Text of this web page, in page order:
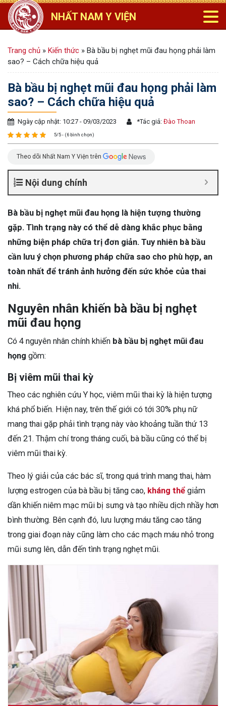
NHẤT NAM Y VIỆN
Trang chủ » Kiến thức » Bà bầu bị nghẹt mũi đau họng phải làm
sao? – Cách chữa hiệu quả
Bà bầu bị nghẹt mũi đau họng phải làm
sao? – Cách chữa hiệu quả
Ngày cập nhật: 10:27 - 09/03/2023 *Tác giả: Đào Thoan
5/5 - (6 bình chọn)
Theo dõi Nhất Nam Y Viện trên
Nội dung chính
Bà bầu bị nghẹt mũi đau họng là hiện tượng thường
gặp. Tình trạng này có thể dễ dàng khắc phục bằng
những biện pháp chữa trị đơn giản. Tuy nhiên bà bầu
cần lưu ý chọn phương pháp chữa sao cho phù hợp, an
toàn nhất để tránh ảnh hưởng đến sức khỏe của thai
nhi.
Nguyên nhân khiến bà bầu bị nghẹt
mũi đau họng
Có 4 nguyên nhân chính khiến bà bầu bị nghẹt mũi đau
họng gồm:
Bị viêm mũi thai kỳ
Theo các nghiên cứu Y học, viêm mũi thai kỳ là hiện tượng
khá phổ biến. Hiện nay, trên thế giới có tới 30% phụ nữ
mang thai gặp phải tình trạng này vào khoảng tuần thứ 13
đến 21. Thậm chí trong tháng cuối, bà bầu cũng có thể bị
viêm mũi thai kỳ.
Theo lý giải của các bác sĩ, trong quá trình mang thai, hàm
lượng estrogen của bà bầu bị tăng cao, kháng thể giảm
dần khiến niêm mạc mũi bị sưng và tạo nhiều dịch nhầy hơn
bình thường. Bên cạnh đó, lưu lượng máu tăng cao tăng
trong giai đoạn này cũng làm cho các mạch máu nhỏ trong
mũi sưng lên, dẫn đến tình trạng nghẹt mũi.